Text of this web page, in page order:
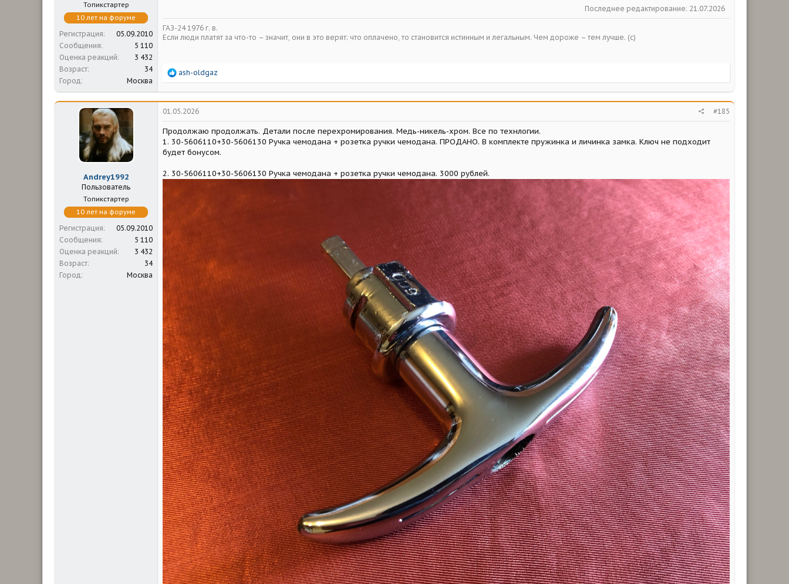
Топикстартер
10 лет на форуме
Регистрация
05.09.2010
Сообщения
5 110
Оценка реакций
3 432
Возраст
34
Город
Москва
Последнее редактирование: 21.07.2026
ГАЗ-24 1976 г. в.
Если люди платят за что-то – значит, они в это верят; что оплачено, то становится истинным и легальным. Чем дороже – тем лучше. (с)
Р
а
к
ц
и
и
:
ash-oldgaz
Andrey1992
Пользователь
Топикстартер
10 лет на форуме
Регистрация
05.09.2010
Сообщения
5 110
Оценка реакций
3 432
Возраст
34
Город
Москва
01.05.2026 #185
Продолжаю продолжать. Детали после перехромирования. Медь-никель-хром. Все по технлогии.
1. 30-5606110+30-5606130 Ручка чемодана + розетка ручки чемодана. ПРОДАНО. В комплекте пружинка и личинка замка. Ключ не подходит
будет бонусом.
2. 30-5606110+30-5606130 Ручка чемодана + розетка ручки чемодана. 3000 рублей.